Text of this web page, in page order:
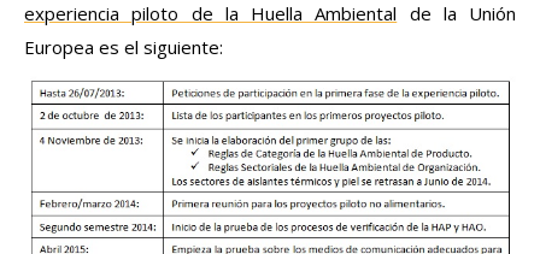
experiencia piloto de la Huella Ambiental de la Unión
Europea es el siguiente: